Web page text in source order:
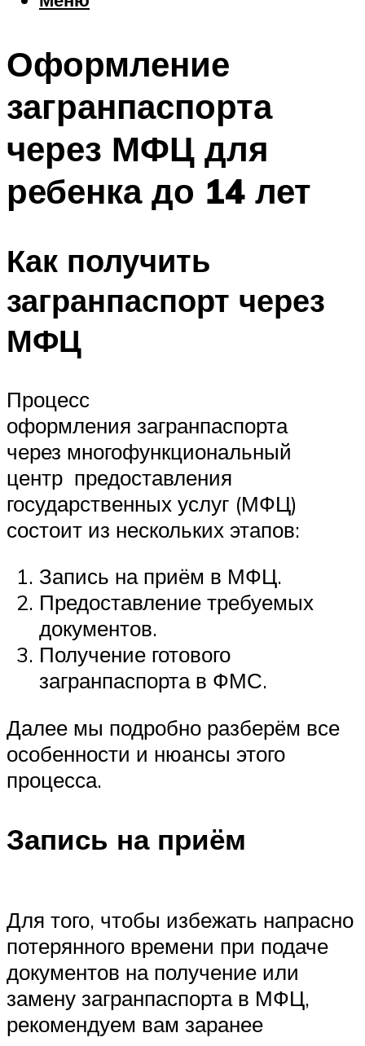
Шоппинг
Что посетить
Меню
Оформление
загранпаспорта
через МФЦ для
ребенка до 14 лет
Как получить
загранпаспорт через
МФЦ
Процесс
оформления загранпаспорта
через многофункциональный
центр предоставления
государственных услуг (МФЦ)
состоит из нескольких этапов:
Запись на приём в МФЦ.
Предоставление требуемых
документов.
Получение готового
загранпаспорта в ФМС.
Далее мы подробно разберём все
особенности и нюансы этого
процесса.
Запись на приём
Для того, чтобы избежать напрасно
потерянного времени при подаче
документов на получение или
замену загранпаспорта в МФЦ,
рекомендуем вам заранее